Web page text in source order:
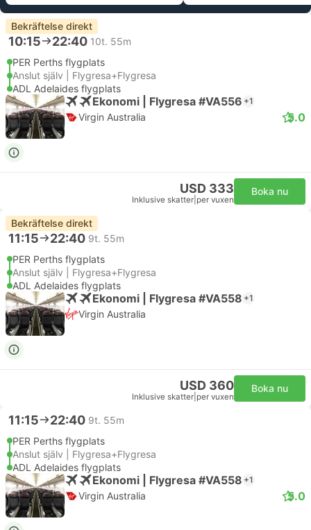
Bekräftelse direkt
10:15 22:40 10t. 55m
PER Perths flygplats
Anslut själv | Flygresa+Flygresa
ADL Adelaides flygplats
Ekonomi | Flygresa #VA556 +1
Virgin Australia 5.0
USD 333
Inklusive skatter per vuxen
Boka nu
Bekräftelse direkt
11:15 22:40 9t. 55m
PER Perths flygplats
Anslut själv | Flygresa+Flygresa
ADL Adelaides flygplats
Ekonomi | Flygresa #VA558 +1
Virgin Australia
USD 360
Inklusive skatter per vuxen
Boka nu
11:15 22:40 9t. 55m
PER Perths flygplats
Anslut själv | Flygresa+Flygresa
ADL Adelaides flygplats
Ekonomi | Flygresa #VA558 +1
Virgin Australia 5.0